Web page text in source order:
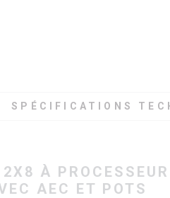
SPÉCIFICATIONS
À
AEC ET POTS